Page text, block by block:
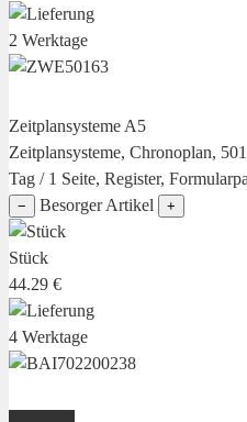
2 Werktage
Zeitplansysteme A5
Zeitplansysteme, Chronoplan,
Tag / 1 Seite, Register,
− Besorger Artikel +
Stück
44.29 €
4 Werktage